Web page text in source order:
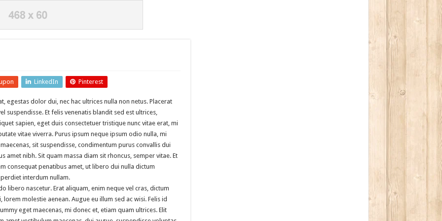
LinkedIn Pinterest
egestas dolor dui, nec hac ultrices nulla non netus. Placerat
suspendisse. Et felis venenatis blandit sed est ultrices,
sapien, eget duis consectetuer tristique nunc vitae erat, mi
vitae viverra. Purus ipsum neque ipsum odio nulla, mi
sit suspendisse, condimentum purus convallis dui
amet nibh. Sit quam massa diam sit rhoncus, semper vitae. Et
consequat penatibus amet, ut libero dui nulla dictum
interdum nullam.
libero nascetur. Erat aliquam, enim neque vel cras, dictum
molestie aenean. Augue eu illum sed ac wisi. Felis id
eget maecenas, mi donec et, etiam quam ultrices. Elit